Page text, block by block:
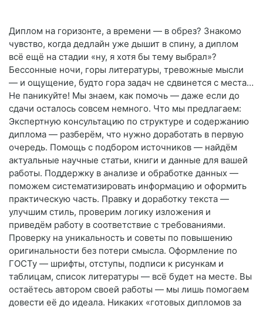
Диплом на горизонте, а времени — в обрез? Знакомо
чувство, когда дедлайн уже дышит в спину, а диплом
всё ещё на стадии «ну, я хотя бы тему выбрал»?
Бессонные ночи, горы литературы, тревожные мысли
— и ощущение, будто гора задач не сдвинется с места…
Не паникуйте! Мы знаем, как помочь — даже если до
сдачи осталось совсем немного. Что мы предлагаем:
Экспертную консультацию по структуре и содержанию
диплома — разберём, что нужно доработать в первую
очередь. Помощь с подбором источников — найдём
актуальные научные статьи, книги и данные для вашей
работы. Поддержку в анализе и обработке данных —
поможем систематизировать информацию и оформить
практическую часть. Правку и доработку текста —
улучшим стиль, проверим логику изложения и
приведём работу в соответствие с требованиями.
Проверку на уникальность и советы по повышению
оригинальности без потери смысла. Оформление по
ГОСТу — шрифты, отступы, подписи к рисункам и
таблицам, список литературы — всё будет на месте. Вы
остаётесь автором своей работы — мы лишь помогаем
довести её до идеала. Никаких «готовых дипломов за